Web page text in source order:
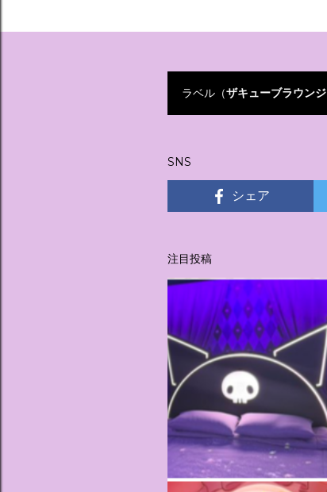
投ラベル（ザキューブラウンジ
SNS
シェア
注目投稿